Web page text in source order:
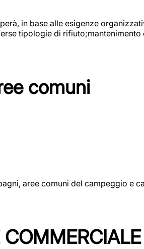
in base alle esigenze
tipologie di
comuni
aree comuni del campeggio e